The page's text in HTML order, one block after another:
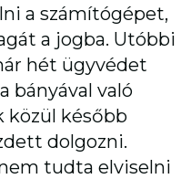
a számítógépet,
a jogba. Utóbbi
hét ügyvédet
bányával való
közül később
dolgozni.
tudta elviselni